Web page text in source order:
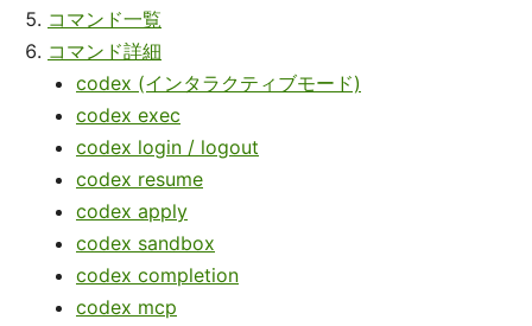
コマンド一覧
コマンド詳細
codex (インタラクティブモード)
codex exec
codex login / logout
codex resume
codex apply
codex sandbox
codex completion
codex mcp